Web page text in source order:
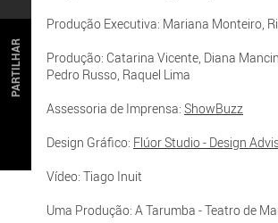
PARTILHAR
Produção Executiva: Mariana Monteiro,
Produção: Catarina Vicente, Diana
Pedro Russo, Raquel Lima
Assessoria de Imprensa: ShowBuzz
Design Gráfico: Flúor Studio - Design
Vídeo: Tiago Inuit
Uma Produção: A Tarumba - Teatro de